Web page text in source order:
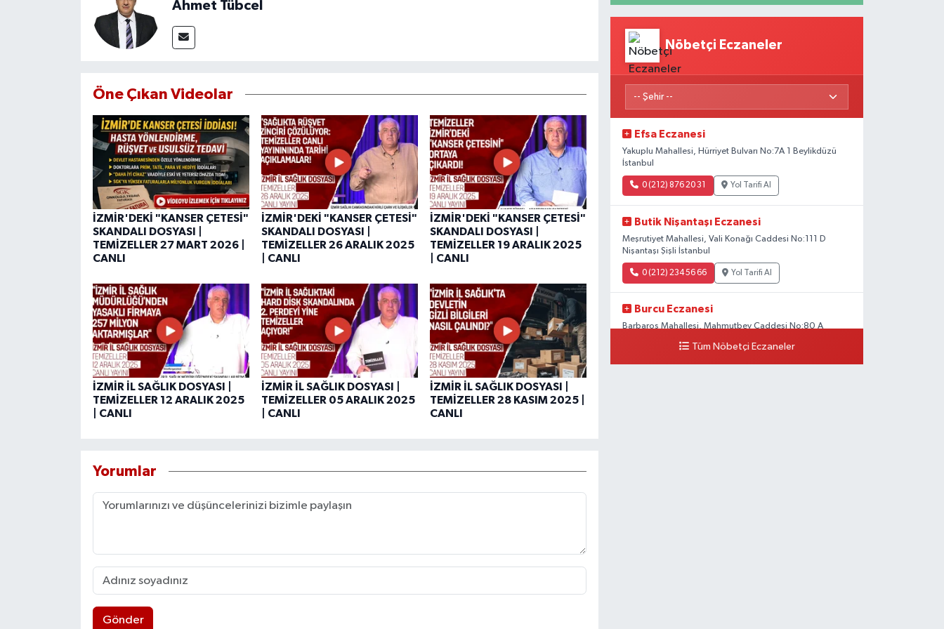
Ahmet Tübcel
Öne Çıkan Videolar
İZMİR'DEKİ "KANSER ÇETESİ"
SKANDALI DOSYASI |
TEMİZELLER 27 MART 2026 |
CANLI
İZMİR'DEKİ "KANSER ÇETESİ"
SKANDALI DOSYASI |
TEMİZELLER 26 ARALIK 2025
| CANLI
İZMİR'DEKİ "KANSER ÇETESİ"
SKANDALI DOSYASI |
TEMİZELLER 19 ARALIK 2025
| CANLI
İZMİR İL SAĞLIK DOSYASI |
TEMİZELLER 12 ARALIK 2025
| CANLI
İZMİR İL SAĞLIK DOSYASI |
TEMİZELLER 05 ARALIK 2025
| CANLI
İZMİR İL SAĞLIK DOSYASI |
TEMİZELLER 28 KASIM 2025 |
CANLI
Yorumlar
Gönder
Nöbetçi Eczaneler
Efsa Eczanesi
Yakuplu Mahallesi, Hürriyet Bulvarı No:7A 1 Beylikdüzü
İstanbul
0 (212) 876 20 31 Yol Tarifi Al
Butik Nişantaşı Eczanesi
Meşrutiyet Mahallesi, Vali Konağı Caddesi No:111 D
Nişantaşı Şişli İstanbul
0 (212) 234 56 66 Yol Tarifi Al
Burcu Eczanesi
Barbaros Mahallesi, Mahmutbey Caddesi No:80 A
Tüm Nöbetçi Eczaneler